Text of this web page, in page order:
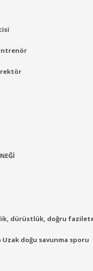
dürüstlük, doğru
Uzak doğu savunma sporu